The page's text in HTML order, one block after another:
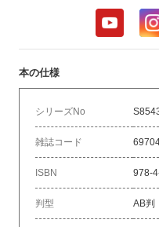
本の仕様
シリーズNo
雑誌コード
ISBN 978-
判型 AB判